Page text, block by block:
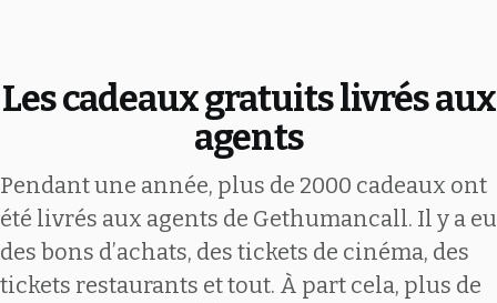
Les cadeaux gratuits livrés aux
agents
Pendant une année, plus de 2000 cadeaux ont
été livrés aux agents de Gethumancall. Il y a eu
des bons d’achats, des tickets de cinéma, des
tickets restaurants et tout. À part cela, plus de